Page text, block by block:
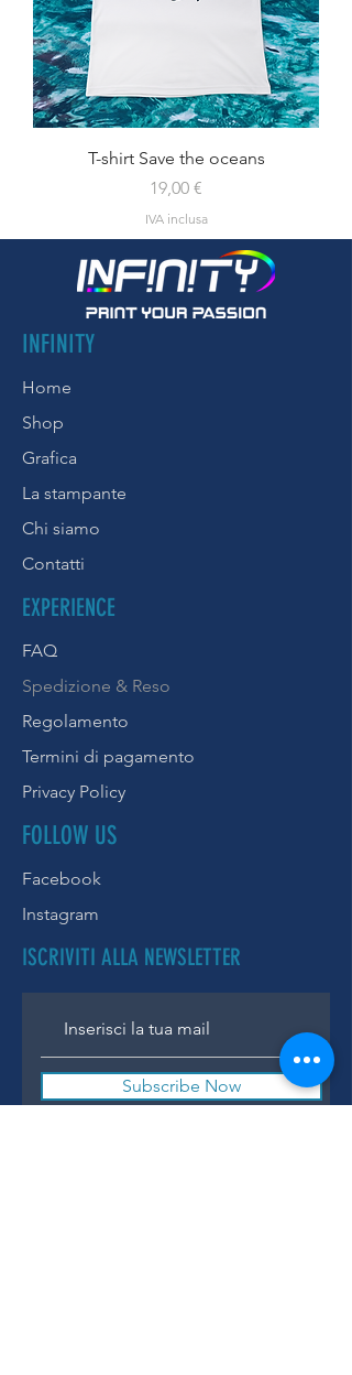
T-shirt Save the oceans
Prezzo
19,00 €
IVA inclusa
INFINITY
Home
Shop
Grafica
La stampante
Chi siamo
Contatti
EXPERIENCE
FAQ
Spedizione & Reso
Regolamento
Termini di pagamento
Privacy Policy
FOLLOW US
Facebook
Instagram
ISCRIVITI ALLA NEWSLETTER
Subscribe Now